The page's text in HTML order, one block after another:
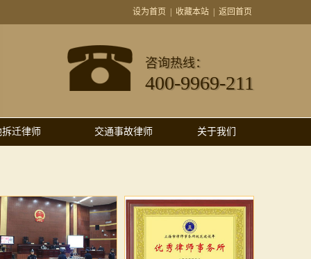
设为首页 收藏本站 返回首页
咨询热线：
400-9969-211
迁律师 交通事故律师 关于我们